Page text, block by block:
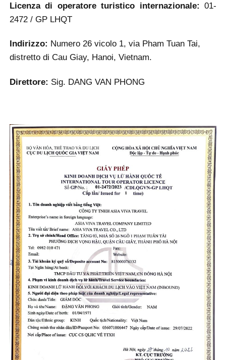
Licenza di operatore turistico internazionale: 01-
2472 / GP LHQT
Indirizzo: Numero 26 vicolo 1, via Pham Tuan Tai,
distretto di Cau Giay, Hanoi, Vietnam.
Direttore: Sig. DANG VAN PHONG